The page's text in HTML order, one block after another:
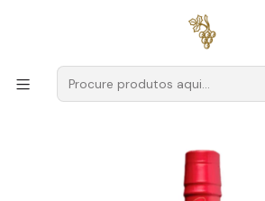
para encomendas a
Produtores Douro
Warre's
Warre's Heritage Ruby Porto 75cl